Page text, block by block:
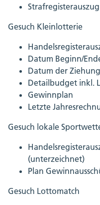
Gesuch Kleinlotterie
Datum Beginn/
Datum der Ziehung
Detailbudget inkl.
Gewinnplan
Letzte
Gesuch lokale
(unterzeichnet)
Plan
Gesuch Lottomatch